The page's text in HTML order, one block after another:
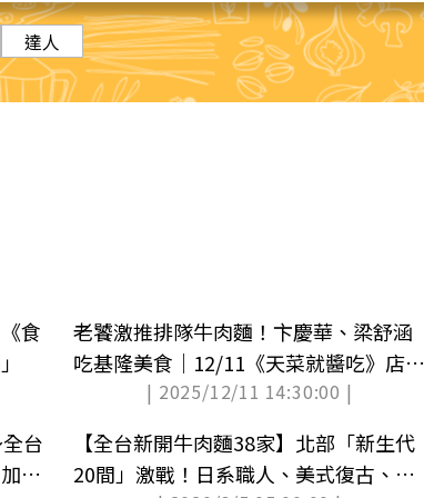
達人
食
老饕激推排隊牛肉麵！卞慶華、梁舒涵
吃基隆美食｜12/11《天菜就醬吃》店家
| 2025/12/11 14:30:00 |
台
碼6
【全台新開牛肉麵38家】北部「新生代
20間」激戰！日系職人、美式復古、台